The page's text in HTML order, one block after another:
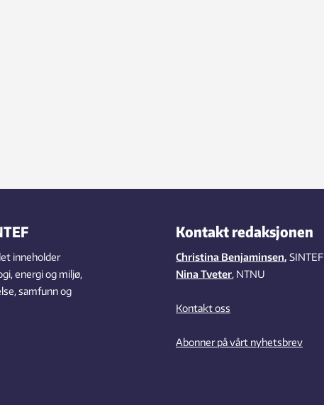
inneholder
energi og miljø,
samfunn og
Kontakt redaksjonen
Christina Benjaminsen, SINTEF
Nina Tveter, NTNU
Kontakt oss
Abonner på vårt nyhetsbrev